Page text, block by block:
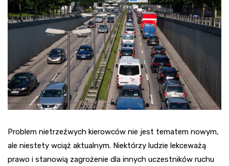
Problem nietrzeźwych kierowców nie jest tematem nowym,
ale niestety wciąż aktualnym. Niektórzy ludzie lekceważą
prawo i stanowią zagrożenie dla innych uczestników ruchu